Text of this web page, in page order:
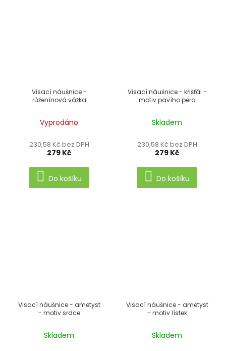
Visací náušnice -
růženínová vážka
Vyprodáno
230,58 Kč bez DPH
279 Kč
Do košíku
Visací náušnice - křišťál -
motiv pavího pera
Skladem
230,58 Kč bez DPH
279 Kč
Do košíku
Visací náušnice - ametyst
- motiv srdce
Skladem
Visací náušnice - ametyst
- motiv lístek
Skladem